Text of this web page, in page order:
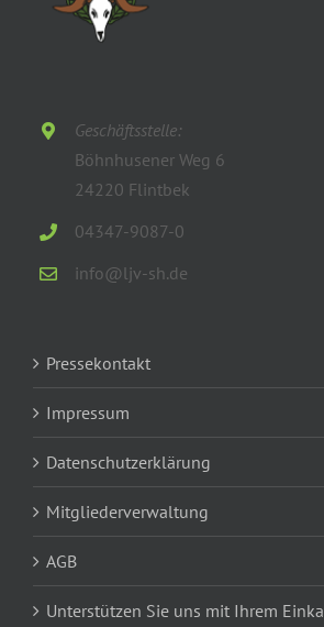
Geschäftsstelle:
Böhnhusener Weg 6
24220 Flintbek
04347-9087-0
info@ljv-sh.de
Pressekontakt
Impressum
Datenschutzerklärung
Mitgliederverwaltung
AGB
Unterstützen Sie uns mit Ihrem